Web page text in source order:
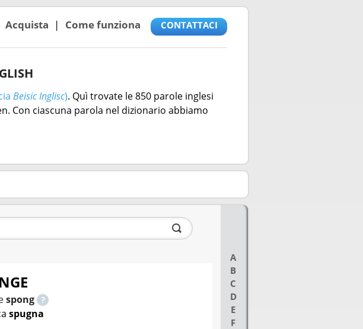
Acquista Come funziona CONTATTACI
Beisic Inglisc). Quì trovate le 850 parole inglesi
Con ciascuna parola nel dizionario abbiamo
A
B
C
D
E
F
spong
spugna